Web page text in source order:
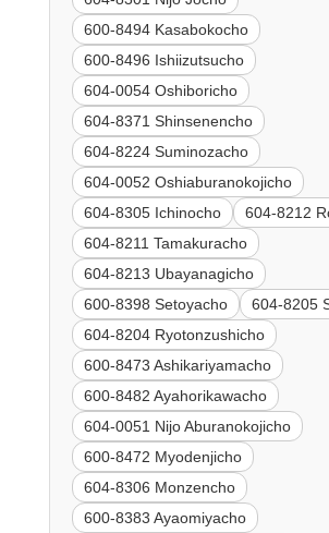
600-8494 Kasabokocho
600-8496 Ishiizutsucho
604-0054 Oshiboricho
604-8371 Shinsenencho
604-8224 Suminozacho
604-0052 Oshiaburanokojicho
604-8305 Ichinocho
604-8212
604-8211 Tamakuracho
604-8213 Ubayanagicho
600-8398 Setoyacho
604-8205
604-8204 Ryotonzushicho
600-8473 Ashikariyamacho
600-8482 Ayahorikawacho
604-0051 Nijo Aburanokojicho
600-8472 Myodenjicho
604-8306 Monzencho
600-8383 Ayaomiyacho